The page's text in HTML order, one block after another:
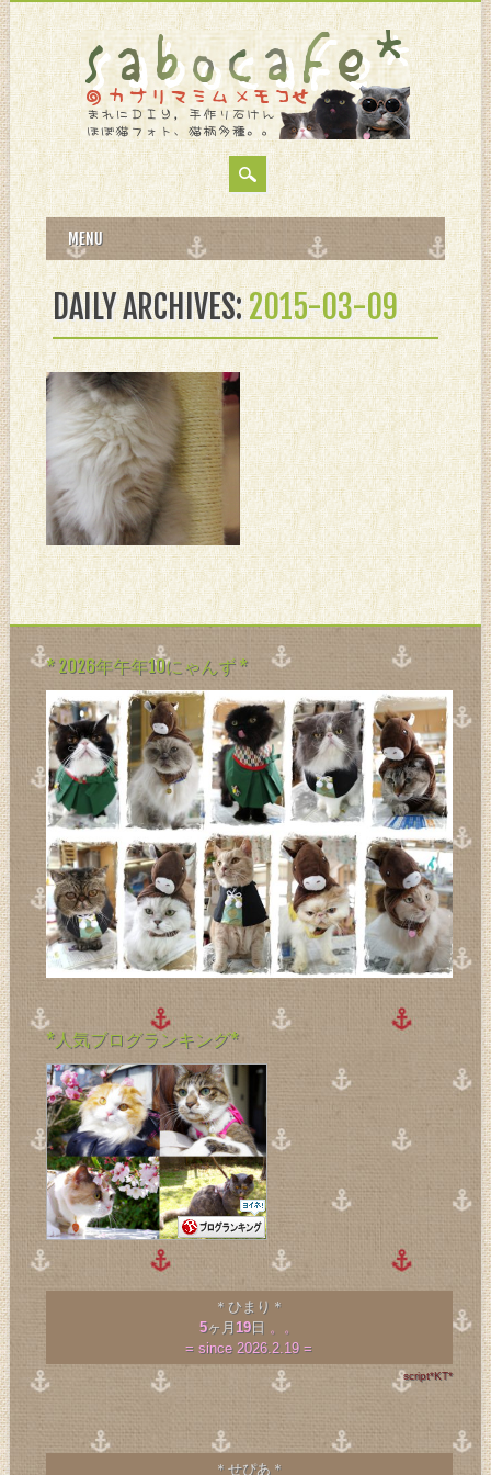
MAIN MENU
to
content
MENU
DAILY ARCHIVES:2015-03-09
3月 09, 2015
ただいま朝食準備ち
ゅ。。。
むぅなはなかなか吊り橋渡ら
ない。。。”o(-_-;*) 毎朝９に
ゃんずの体重を計ったら、次
はにゃんずゴハンの準
備。。。 うちはにゃんずごは
んが終わってからでない
と。。 人の朝ごはんが食べれ
ない。。。 っていう
* 2026年午年10にゃんず *
*人気ブログランキング*
＊ひまり＊
5ヶ月 19日 。。
= since 2026.2.19 =
script*KT*
＊せぴあ＊